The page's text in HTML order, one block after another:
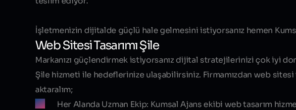
İşletmenizin dijitalde güçlü hale gelmesini istiyorsanız hemen
Web Sitesi Tasarımı Şile
Markanızı güçlendirmek istiyorsanız dijital stratejilerinizi çok iyi
Şile hizmeti ile hedeflerinize ulaşabilirsiniz. Firmamızdan web
aktaralım;
Her Alanda Uzman Ekip: Kumsal Ajans ekibi web tasarım